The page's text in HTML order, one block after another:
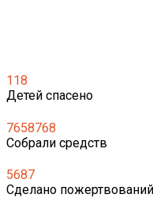
118
Детей спасено
7658768
Собрали средств
5687
Сделано пожертвований